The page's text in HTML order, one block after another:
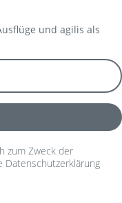
und agilis als
zum Zweck der
Datenschutzerklärung